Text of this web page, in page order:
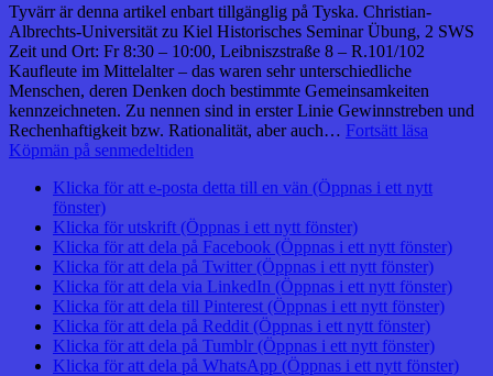
Tyvärr är denna artikel enbart tillgänglig på Tyska. Christian-
Albrechts-Universität zu Kiel Historisches Seminar Übung, 2 SWS
Zeit und Ort: Fr 8:30 – 10:00, Leibniszstraße 8 – R.101/102
Kaufleute im Mittelalter – das waren sehr unterschiedliche
Menschen, deren Denken doch bestimmte Gemeinsamkeiten
kennzeichneten. Zu nennen sind in erster Linie Gewinnstreben und
Rechenhaftigkeit bzw. Rationalität, aber auch… Fortsätt läsa
Köpmän på senmedeltiden
Klicka för att e-posta detta till en vän (Öppnas i ett nytt
fönster)
Klicka för utskrift (Öppnas i ett nytt fönster)
Klicka för att dela på Facebook (Öppnas i ett nytt fönster)
Klicka för att dela på Twitter (Öppnas i ett nytt fönster)
Klicka för att dela via LinkedIn (Öppnas i ett nytt fönster)
Klicka för att dela till Pinterest (Öppnas i ett nytt fönster)
Klicka för att dela på Reddit (Öppnas i ett nytt fönster)
Klicka för att dela på Tumblr (Öppnas i ett nytt fönster)
Klicka för att dela på WhatsApp (Öppnas i ett nytt fönster)